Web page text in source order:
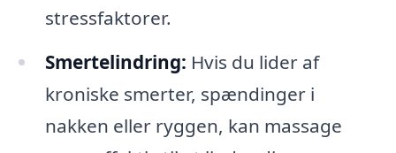
stressfaktorer.
Smertelindring: Hvis du lider af
kroniske smerter, spændinger i
nakken eller ryggen, kan massage